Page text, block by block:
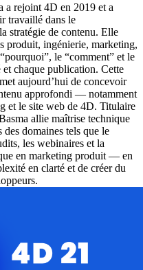
a rejoint 4D en 2019 et a
travaillé dans le
stratégie de contenu. Elle
produit, ingénierie, marketing,
le “comment” et le
chaque publication. Cette
aujourd’hui de concevoir
approfondi — notamment
et le site web de 4D. Titulaire
allie maîtrise technique
domaines tels que le
les webinaires et la
en marketing produit — en
en clarté et de créer du